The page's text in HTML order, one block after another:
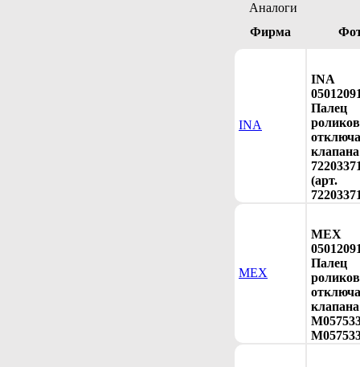
Аналоги
Фирма
INA
INA
Палец
клапана
(арт.
MEX
MEX
Палец
клапана